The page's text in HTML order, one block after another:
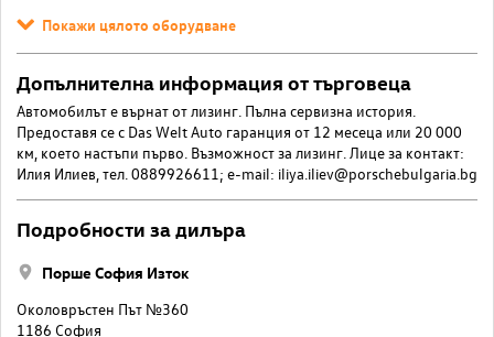
Покажи цялото оборудване
Допълнителна информация от търговеца
Автомобилът е върнат от лизинг. Пълна сервизна история.
Предоставя се с Das Welt Auto гаранция от 12 месеца или 20 000
км, което настъпи първо. Възможност за лизинг. Лице за контакт:
Илия Илиев, тел. 0889926611; e-mail: iliya.iliev@porschebulgaria.bg
Подробности за дилъра
Порше София Изток
Околовръстен Път №360
1186 София